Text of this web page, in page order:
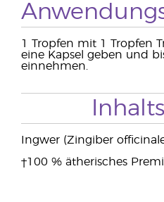
1 Tropfen mit 1 Tropfen
eine Kapsel geben und
einnehmen.
Ingwer (Zingiber
†100 % ätherisches